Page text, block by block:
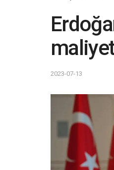
2023-07-13